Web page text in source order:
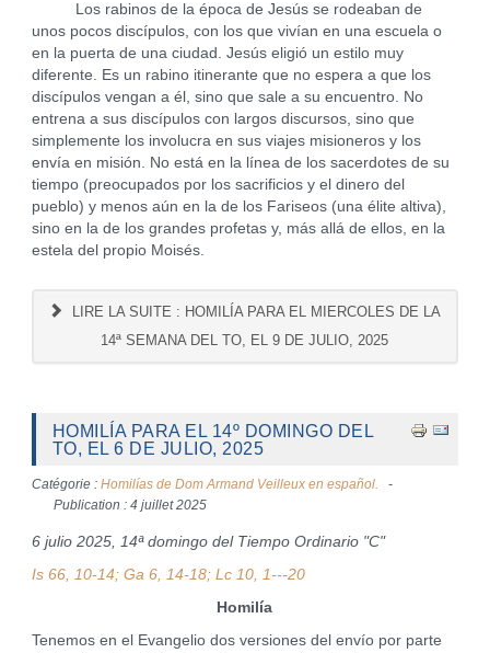
Los rabinos de la época de Jesús se rodeaban de
unos pocos discípulos, con los que vivían en una escuela o
en la puerta de una ciudad. Jesús eligió un estilo muy
diferente. Es un rabino itinerante que no espera a que los
discípulos vengan a él, sino que sale a su encuentro. No
entrena a sus discípulos con largos discursos, sino que
simplemente los involucra en sus viajes misioneros y los
envía en misión. No está en la línea de los sacerdotes de su
tiempo (preocupados por los sacrificios y el dinero del
pueblo) y menos aún en la de los Fariseos (una élite altiva),
sino en la de los grandes profetas y, más allá de ellos, en la
estela del propio Moisés.
LIRE LA SUITE : HOMILÍA PARA EL MIERCOLES DE LA
14ª SEMANA DEL TO, EL 9 DE JULIO, 2025
HOMILÍA PARA EL 14º DOMINGO DEL
TO, EL 6 DE JULIO, 2025
Catégorie : Homilías de Dom Armand Veilleux en español.
Publication : 4 juillet 2025
6 julio 2025, 14ª domingo del Tiempo Ordinario "C"
Is 66, 10-14; Ga 6, 14-18; Lc 10, 1---20
Homilía
Tenemos en el Evangelio dos versiones del envío por parte